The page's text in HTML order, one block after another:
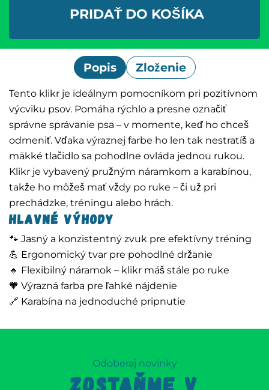
PRIDAŤ DO KOŠÍKA
Popis Zloženie
Tento klikr je ideálnym pomocníkom pri pozitívnom
výcviku psov. Pomáha rýchlo a presne označiť
správne správanie psa – v momente, keď ho chceš
odmeniť. Vďaka výraznej farbe ho len tak nestratíš a
mäkké tlačidlo sa pohodlne ovláda jednou rukou.
Klikr je vybavený pružným náramkom a karabínou,
takže ho môžeš mať vždy po ruke – či už pri
prechádzke, tréningu alebo hrách.
Hlavné výhody
🐾 Jasný a konzistentný zvuk pre efektívny tréning
💪 Ergonomický tvar pre pohodlné držanie
🔸 Flexibilný náramok – klikr máš stále po ruke
🧡 Výrazná farba pre ľahké nájdenie
🔗 Karabína na jednoduché pripnutie
Odoberaj novinky
ZOSTAŇME V